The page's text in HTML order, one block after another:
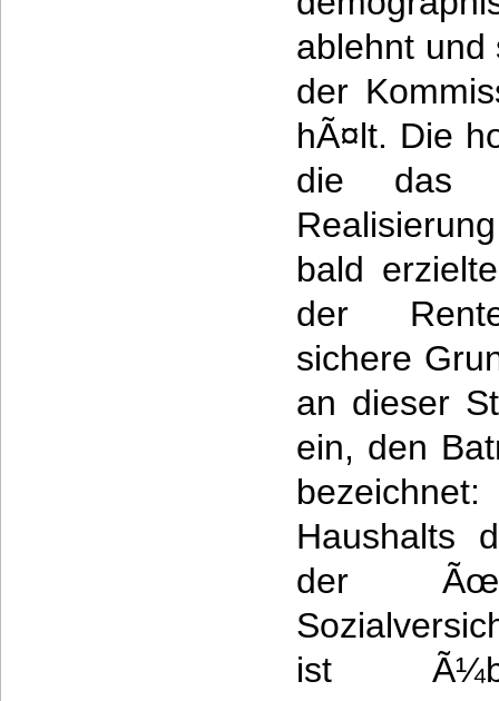
ablehnt und
der
hÃ¤lt. Die
die das
bald
der
sichere
an dieser
ein, den
Haushalts
der
ist